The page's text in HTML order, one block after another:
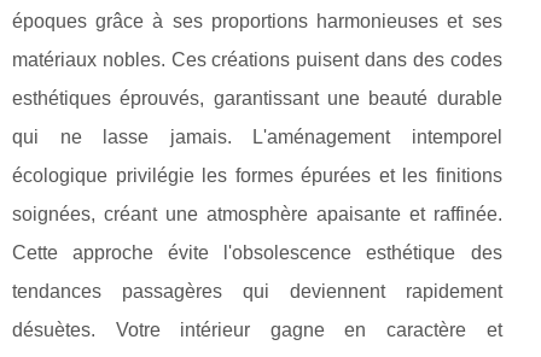
époques grâce à ses proportions harmonieuses et ses
matériaux nobles. Ces créations puisent dans des codes
esthétiques éprouvés, garantissant une beauté durable
qui ne lasse jamais. L'aménagement intemporel
écologique privilégie les formes épurées et les finitions
soignées, créant une atmosphère apaisante et raffinée.
Cette approche évite l'obsolescence esthétique des
tendances passagères qui deviennent rapidement
désuètes. Votre intérieur gagne en caractère et